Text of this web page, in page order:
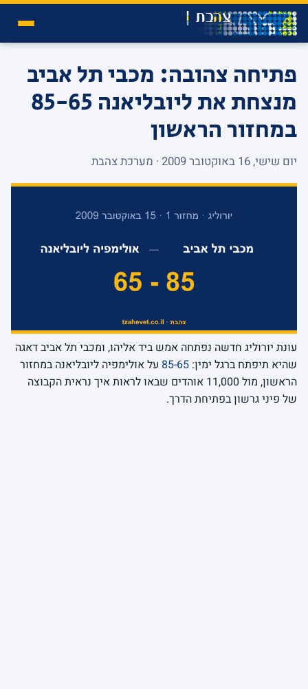
פתיחה צהובה: מכבי תל אביב
מנצחת את ליובליאנה 85-65
במחזור הראשון
יום שישי, 16 באוקטובר 2009 · מערכת צהבת
עונת יורוליג חדשה נפתחה אמש ביד אליהו, ומכבי תל אביב דאגה
שהיא תיפתח ברגל ימין: 85-65 על אולימפיה ליובליאנה במחזור
הראשון, מול 11,000 אוהדים שבאו לראות איך נראית הקבוצה
של פיני גרשון בפתיחת הדרך.